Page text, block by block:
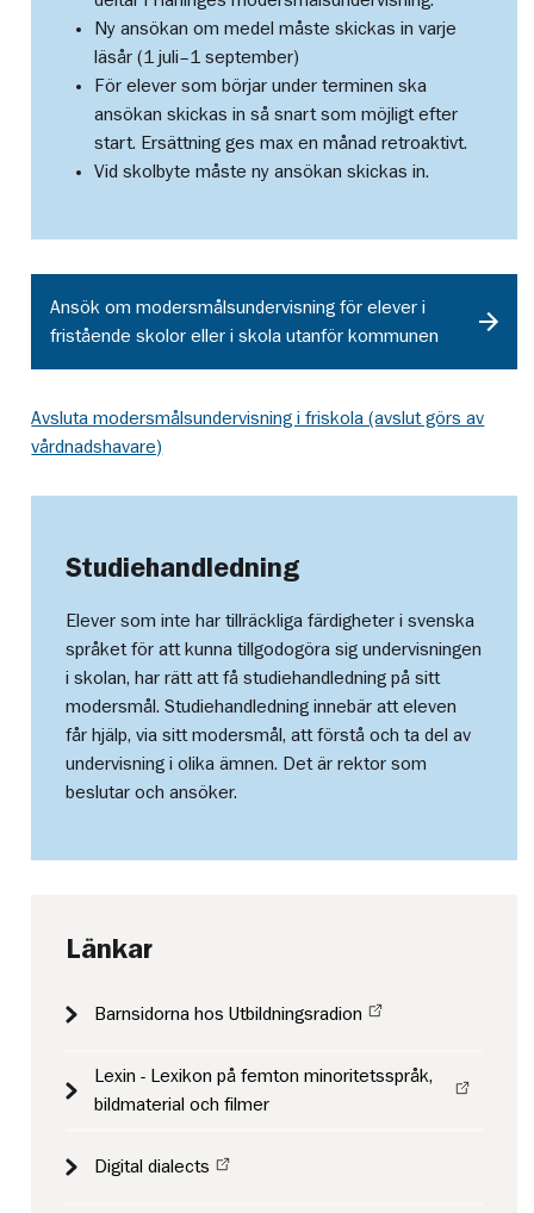
Ny ansökan om medel måste skickas in varje
läsår (1 juli–1 september)
För elever som börjar under terminen ska
ansökan skickas in så snart som möjligt efter
start. Ersättning ges max en månad retroaktivt.
Vid skolbyte måste ny ansökan skickas in.
Ansök om modersmålsundervisning för elever i
fristående skolor eller i skola utanför kommunen
Avsluta modersmålsundervisning i friskola (avslut görs av
vårdnadshavare)
Studiehandledning
Elever som inte har tillräckliga färdigheter i svenska
språket för att kunna tillgodogöra sig undervisningen
i skolan, har rätt att få studiehandledning på sitt
modersmål. Studiehandledning innebär att eleven
får hjälp, via sitt modersmål, att förstå och ta del av
undervisning i olika ämnen. Det är rektor som
beslutar och ansöker.
Länkar
Barnsidorna hos Utbildningsradion
Lexin - Lexikon på femton minoritetsspråk,
bildmaterial och filmer
Digital dialects